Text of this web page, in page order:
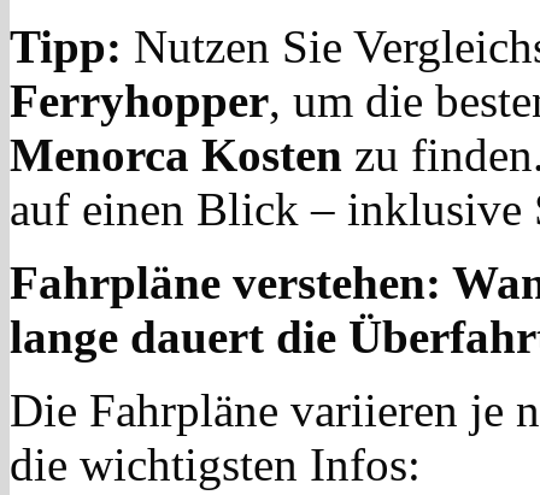
Tipp: Nutzen Sie
Ferryhopper, um die
Menorca Kosten zu
auf einen Blick – inklusive
Fahrpläne verstehen:
lange dauert die
Die Fahrpläne variieren je
die wichtigsten Infos: